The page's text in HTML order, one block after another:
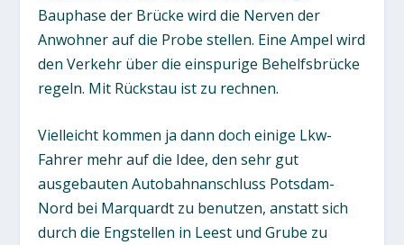
Bauphase der Brücke wird die Nerven der
Anwohner auf die Probe stellen. Eine Ampel wird
den Verkehr über die einspurige Behelfsbrücke
regeln. Mit Rückstau ist zu rechnen.
Vielleicht kommen ja dann doch einige Lkw-
Fahrer mehr auf die Idee, den sehr gut
ausgebauten Autobahnanschluss Potsdam-
Nord bei Marquardt zu benutzen, anstatt sich
durch die Engstellen in Leest und Grube zu